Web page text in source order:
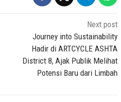
Next post
Journey into Sustainability
Hadir di ARTCYCLE ASHTA
District 8, Ajak Publik Melihat
Potensi Baru dari Limbah